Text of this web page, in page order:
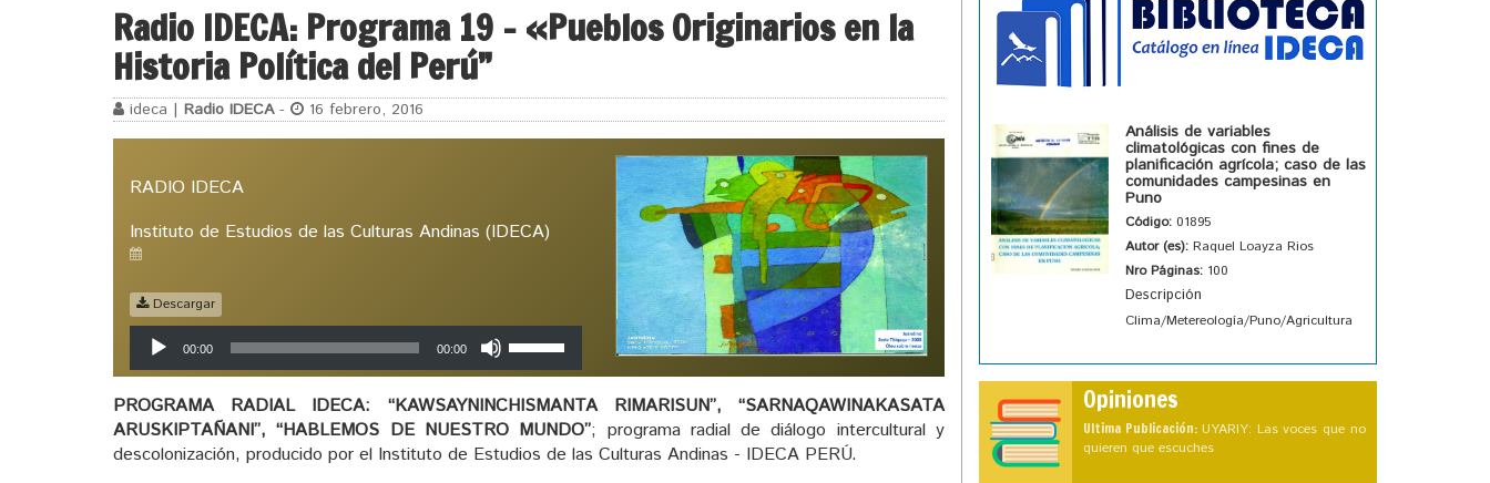
Radio IDECA: Programa 19 – «Pueblos Originarios en la
Historia Política del Perú”
ideca | Radio IDECA- 16 febrero, 2016
RADIO IDECA
Instituto de Estudios de las Culturas Andinas (IDECA)
Descargar
Reproductor
de
audio
00:00 00:00
de
flecha
arriba/abajo
PROGRAMA RADIAL IDECA: “KAWSAYNINCHISMANTA RIMARISUN”, “SARNAQAWINAKASATA
ARUSKIPTAÑANI”, “HABLEMOS DE NUESTRO MUNDO”; programa radial de diálogo intercultural y
descolonización, producido por el Instituto de Estudios de las Culturas Andinas - IDECA PERÚ.
Análisis de variables
climatológicas con fines de
planificación agrícola; caso de las
comunidades campesinas en
Puno
Código: 01895
Autor (es): Raquel Loayza Rios
Nro Páginas: 100
Descripción
Clima/Metereología/Puno/Agricultura
Opiniones
Ultima Publicación: UYARIY: Las voces que no
quieren que escuches